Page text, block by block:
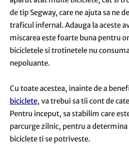
de tip Segway, care ne ajuta sa ne
traficul infernal. Adauga la aceste
miscarea este foarte buna pentru
bicicletele si trotinetele nu
nepoluante.
Cu toate acestea, inainte de a
biciclete, va trebui sa tii cont de
Pentru inceput, sa stabilim care
parcurge zilnic, pentru a
biciclete ti se potriveste.